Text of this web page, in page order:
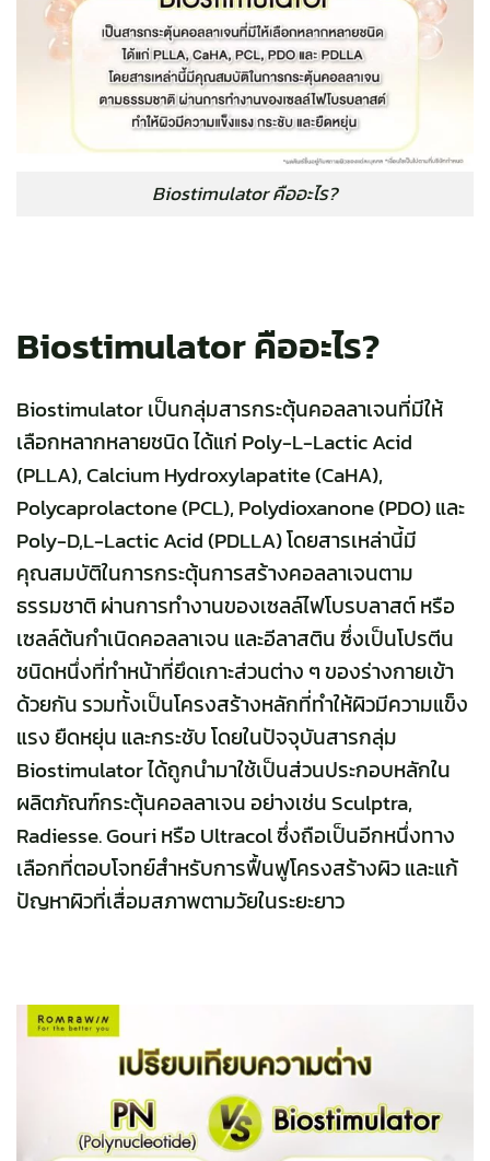
Biostimulator คืออะไร?
Biostimulator คืออะไร?
Biostimulator เป็นกลุ่มสารกระตุ้นคอลลาเจนที่มีให้
เลือกหลากหลายชนิด ได้แก่ Poly-L-Lactic Acid
(PLLA), Calcium Hydroxylapatite (CaHA),
Polycaprolactone (PCL), Polydioxanone (PDO) และ
Poly-D,L-Lactic Acid (PDLLA) โดยสารเหล่านี้มี
คุณสมบัติในการกระตุ้นการสร้างคอลลาเจนตาม
ธรรมชาติ ผ่านการทำงานของเซลล์ไฟโบรบลาสต์ หรือ
เซลล์ต้นกำเนิดคอลลาเจน และอีลาสติน ซึ่งเป็นโปรตีน
ชนิดหนึ่งที่ทำหน้าที่ยึดเกาะส่วนต่าง ๆ ของร่างกายเข้า
ด้วยกัน รวมทั้งเป็นโครงสร้างหลักที่ทำให้ผิวมีความแข็ง
แรง ยืดหยุ่น และกระชับ โดยในปัจจุบันสารกลุ่ม
Biostimulator ได้ถูกนำมาใช้เป็นส่วนประกอบหลักใน
ผลิตภัณฑ์กระตุ้นคอลลาเจน อย่างเช่น Sculptra,
Radiesse. Gouri หรือ Ultracol ซึ่งถือเป็นอีกหนึ่งทาง
เลือกที่ตอบโจทย์สำหรับการฟื้นฟูโครงสร้างผิว และแก้
ปัญหาผิวที่เสื่อมสภาพตามวัยในระยะยาว